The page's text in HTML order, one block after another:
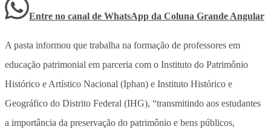
Entre no canal de WhatsApp da Coluna Grande Angular
A pasta informou que trabalha na formação de professores em
educação patrimonial em parceria com o Instituto do Patrimônio
Histórico e Artístico Nacional (Iphan) e Instituto Histórico e
Geográfico do Distrito Federal (IHG), “transmitindo aos estudantes
a importância da preservação do patrimônio e bens públicos,